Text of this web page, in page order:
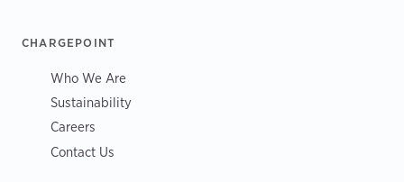
CHARGEPOINT
Who We Are
Sustainability
Careers
Contact Us